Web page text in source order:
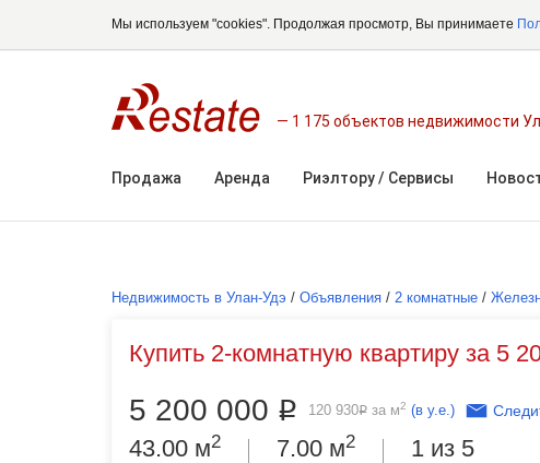
Мы используем "cookies". Продолжая просмотр, Вы принимаете
1 175 объектов недвижимости
Продажа Аренда Риэлтору / Сервисы
Недвижимость в Улан-Удэ / Объявления / 2 комнатные /
Купить 2-комнатную квартиру за 5
5 200 000 Р 120 930Р за м2 (в у.е.)
43.00 м2 7.00 м2 1 из 5